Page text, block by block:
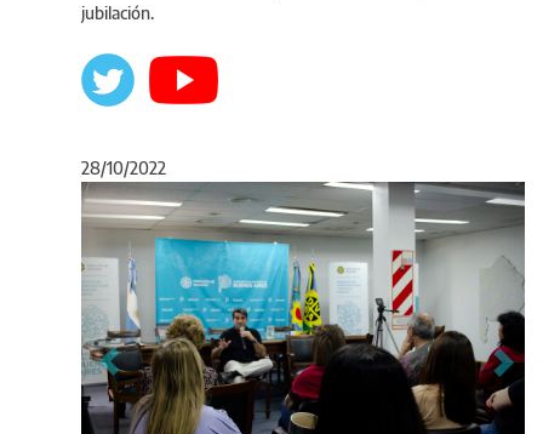
jubilación.
28/10/2022
Anterior